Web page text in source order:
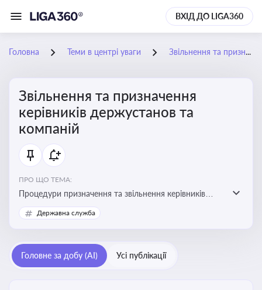
ВХІД ДО LIGA360
Головна Теми в центрі уваги Звільнення та призначення керівників держустанов та компаній
Звільнення та призначення
керівників держустанов та
компаній
ПРО ЩО ТЕМА:
Процедури призначення та звільнення керівників
установ та підприємств
Державна служба
Головне за добу (AI) Усі публікації